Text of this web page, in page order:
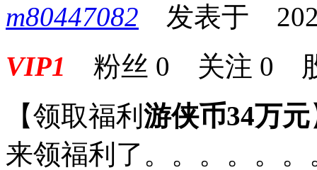
m80447082 发表于
VIP1 粉丝 0 关注 0
【领取福利 游侠币34万元
来领福利了。。。。。。